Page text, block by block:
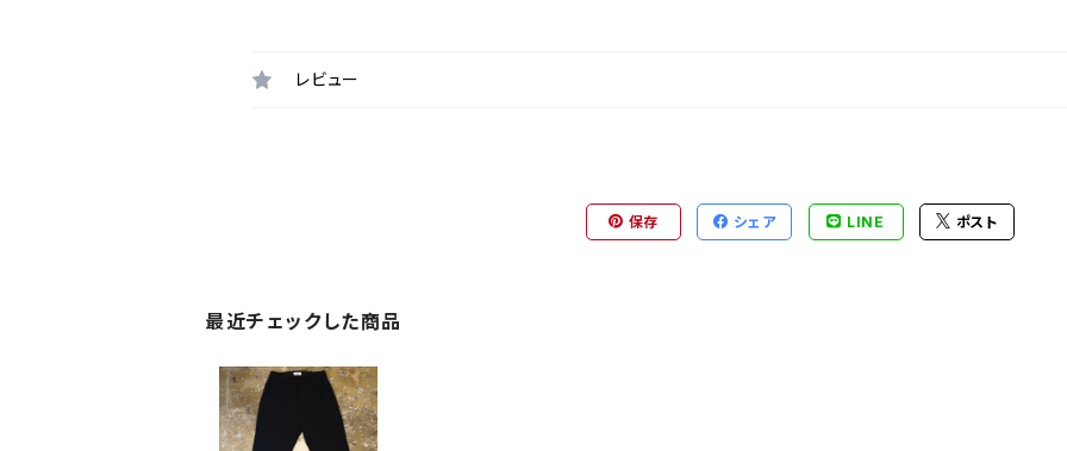
レビュー
保存 シェア LINE ポスト
最近チェックした商品